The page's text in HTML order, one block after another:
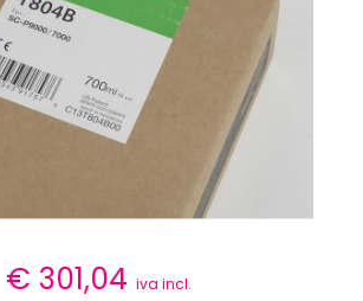
€ 301,04 iva incl.